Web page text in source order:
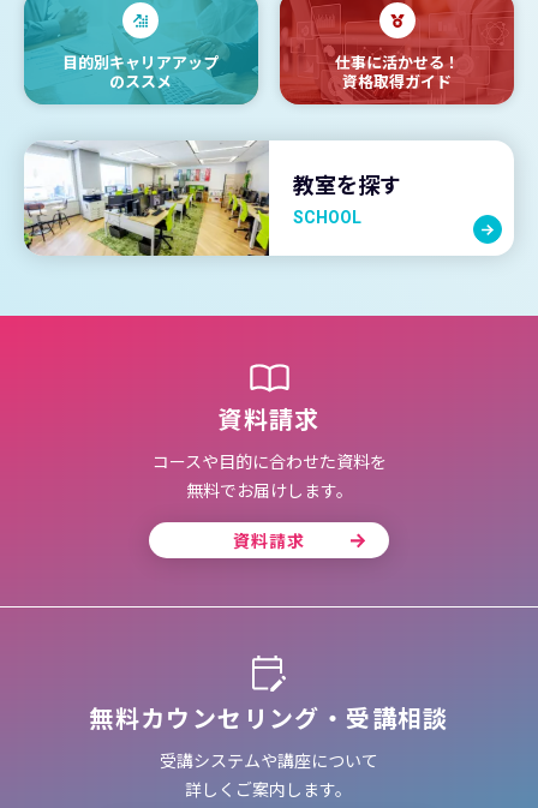
目的別キャリアアップ
のススメ
仕事に活かせる！
資格取得ガイド
教室を探す
SCHOOL
資料請求
コースや目的に合わせた資料を
無料でお届けします。
資料請求
無料カウンセリング・受講相談
受講システムや講座について
詳しくご案内します。